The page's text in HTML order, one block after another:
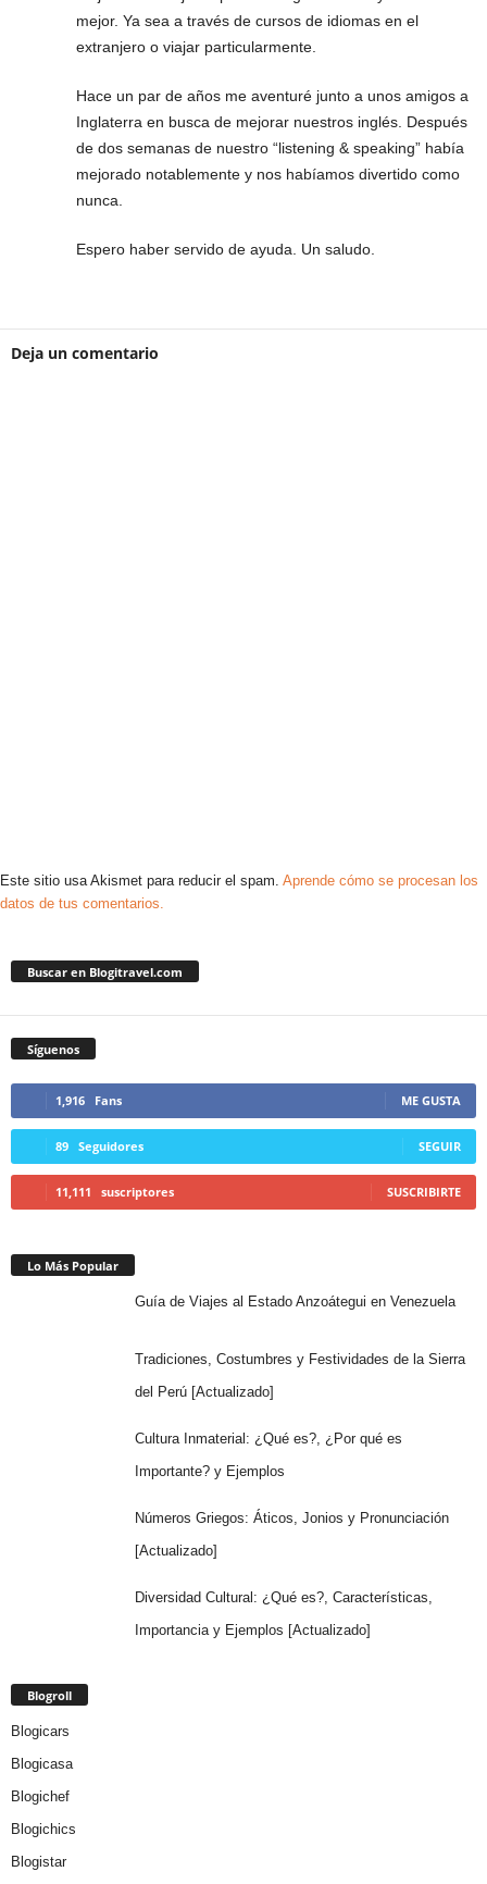
mejor. Ya sea a través de cursos de idiomas en el
extranjero o viajar particularmente.
Hace un par de años me aventuré junto a unos amigos a
Inglaterra en busca de mejorar nuestros inglés. Después
de dos semanas de nuestro “listening & speaking” había
mejorado notablemente y nos habíamos divertido como
nunca.
Espero haber servido de ayuda. Un saludo.
Deja un comentario
Este sitio usa Akismet para reducir el spam. Aprende cómo se procesan los
datos de tus comentarios.
Buscar en Blogitravel.com
Síguenos
1,916 Fans ME GUSTA
89 Seguidores SEGUIR
11,111 suscriptores SUSCRIBIRTE
Lo Más Popular
Guía de Viajes al Estado Anzoátegui en Venezuela
Tradiciones, Costumbres y Festividades de la Sierra
del Perú [Actualizado]
Cultura Inmaterial: ¿Qué es?, ¿Por qué es
Importante? y Ejemplos
Números Griegos: Áticos, Jonios y Pronunciación
[Actualizado]
Diversidad Cultural: ¿Qué es?, Características,
Importancia y Ejemplos [Actualizado]
Blogroll
Blogicars
Blogicasa
Blogichef
Blogichics
Blogistar